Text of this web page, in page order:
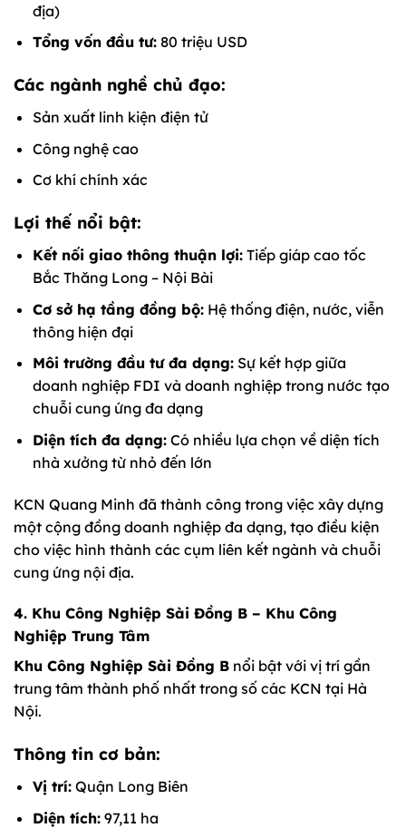
địa)
Tổng vốn đầu tư:80 triệu USD
Các ngành nghề chủ đạo:
Sản xuất linh kiện điện tử
Công nghệ cao
Cơ khí chính xác
Lợi thế nổi bật:
Kết nối giao thông thuận lợi:Tiếp giáp cao tốc
Bắc Thăng Long – Nội Bài
Cơ sở hạ tầng đồng bộ:Hệ thống điện, nước, viễn
thông hiện đại
Môi trường đầu tư đa dạng:Sự kết hợp giữa
doanh nghiệp FDI và doanh nghiệp trong nước tạo
chuỗi cung ứng đa dạng
Diện tích đa dạng:Có nhiều lựa chọn về diện tích
nhà xưởng từ nhỏ đến lớn
KCN Quang Minh đã thành công trong việc xây dựng
một cộng đồng doanh nghiệp đa dạng, tạo điều kiện
cho việc hình thành các cụm liên kết ngành và chuỗi
cung ứng nội địa.
4. Khu Công Nghiệp Sài Đồng B – Khu Công
Nghiệp Trung Tâm
Khu Công Nghiệp Sài Đồng B nổi bật với vị trí gần
trung tâm thành phố nhất trong số các KCN tại Hà
Nội.
Thông tin cơ bản:
Vị trí:Quận Long Biên
Diện tích:97,11 ha